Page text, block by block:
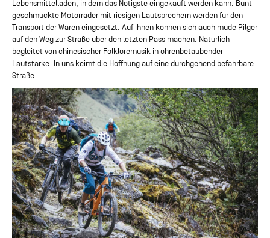
Lebensmittelladen, in dem das Nötigste eingekauft werden kann. Bunt
geschmückte Motorräder mit riesigen Lautsprechern werden für den
Transport der Waren eingesetzt. Auf ihnen können sich auch müde Pilger
auf den Weg zur Straße über den letzten Pass machen. Natürlich
begleitet von chinesischer Folkloremusik in ohrenbetäubender
Lautstärke. In uns keimt die Hoffnung auf eine durchgehend befahrbare
Straße.